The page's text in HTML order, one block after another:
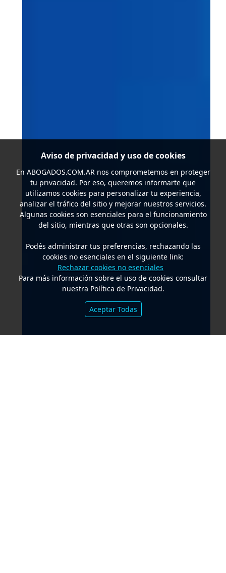
Aviso de privacidad y uso de cookies
En ABOGADOS.COM.ARnos comprometemos en proteger
tu privacidad. Por eso, queremos informarte que
utilizamos cookies para personalizar tu experiencia,
analizar el tráfico del sitio y mejorar nuestros servicios.
Algunas cookies son esenciales para el funcionamiento
del sitio, mientras que otras son opcionales.
Podés administrar tus preferencias, rechazando las
cookies no esenciales en el siguiente link:
Rechazar cookies no esenciales
Para más información sobre el uso de cookies consultar
nuestra Política de Privacidad.
Aceptar Todas